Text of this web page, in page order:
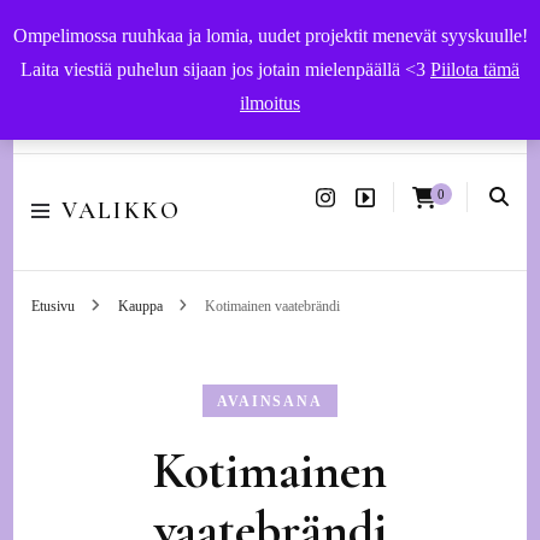
Ompelimossa ruuhkaa ja lomia, uudet projektit menevät syyskuulle!
Laita viestiä puhelun sijaan jos jotain mielenpäällä <3 Piilota tämä
ilmoitus
VALIKKO
0
Etusivu Kauppa Kotimainen vaatebrändi
AVAINSANA
Kotimainen